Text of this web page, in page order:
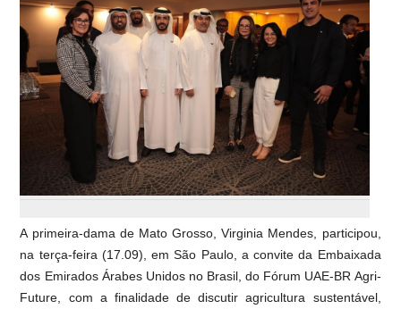
A primeira-dama de Mato Grosso, Virginia Mendes, participou,
na terça-feira (17.09), em São Paulo, a convite da Embaixada
dos Emirados Árabes Unidos no Brasil, do Fórum UAE-BR Agri-
Future, com a finalidade de discutir agricultura sustentável,